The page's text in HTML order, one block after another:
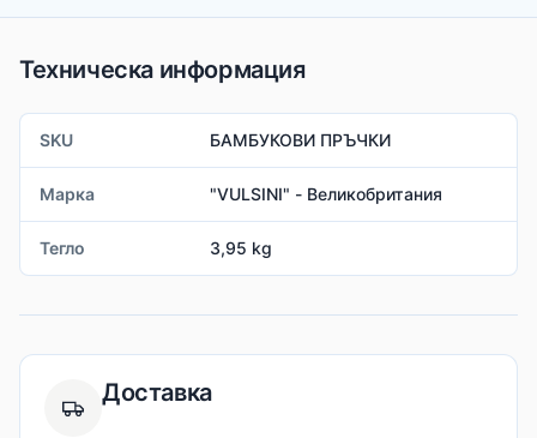
Техническа информация
SKU БАМБУКОВИ ПРЪЧКИ
Марка "VULSINI" - Великобритания
Тегло 3,95 kg
Доставка